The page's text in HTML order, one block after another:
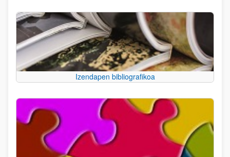
Izendapen bibliografikoa